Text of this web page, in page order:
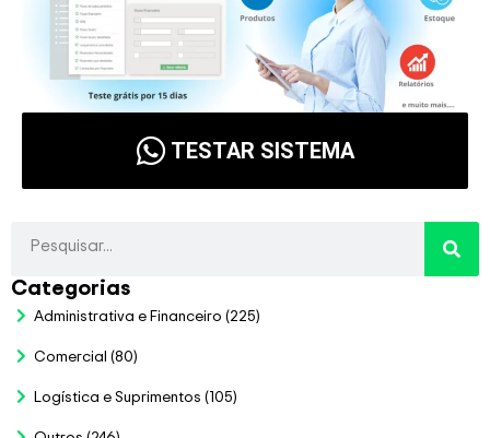
Categorias
Administrativa e Financeiro (225)
Comercial (80)
Logística e Suprimentos (105)
TESTAR SISTEMA